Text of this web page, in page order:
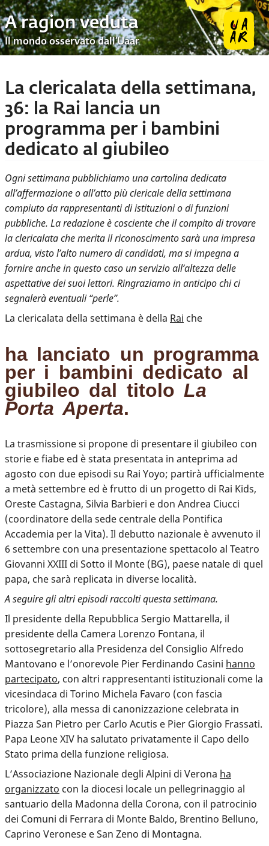
A ragion veduta
Il mondo osservato dall’Uaar
La clericalata della settimana,
36: la Rai lancia un
programma per i bambini
dedicato al giubileo
Ogni settimana pubblichiamo una cartolina dedicata
all’affermazione o all’atto più clericale della settimana
compiuto da rappresentanti di istituzioni o di funzioni
pubbliche. La redazione è cosciente che il compito di trovare
la clericalata che merita il riconoscimento sarà una impresa
ardua, visto l’alto numero di candidati, ma si impegna a
fornire anche in questo caso un servizio all’altezza delle
aspettative dei suoi lettori. Ringraziamo in anticipo chi ci
segnalerà eventuali “perle”.
La clericalata della settimana è della Rai che
ha lanciato un programma
per i bambini dedicato al
giubileo dal titoloLa
Porta Aperta.
La trasmissione si propone di presentare il giubileo con
storie e fiabe ed è stata presentata in anteprima ad
agosto con due episodi su Rai Yoyo; partirà ufficialmente
a metà settembre ed è frutto di un progetto di Rai Kids,
Oreste Castagna, Silvia Barbieri e don Andrea Ciucci
(coordinatore della sede centrale della Pontifica
Accademia per la Vita). Il debutto nazionale è avvenuto il
6 settembre con una presentazione spettacolo al Teatro
Giovanni XXIII di Sotto il Monte (BG), paese natale di quel
papa, che sarà replicata in diverse località.
A seguire gli altri episodi raccolti questa settimana.
Il presidente della Repubblica Sergio Mattarella, il
presidente della Camera Lorenzo Fontana, il
sottosegretario alla Presidenza del Consiglio Alfredo
Mantovano e l’onorevole Pier Ferdinando Casini hanno
partecipato, con altri rappresentanti istituzionali come la
vicesindaca di Torino Michela Favaro (con fascia
tricolore), alla messa di canonizzazione celebrata in
Piazza San Pietro per Carlo Acutis e Pier Giorgio Frassati.
Papa Leone XIV ha salutato privatamente il Capo dello
Stato prima della funzione religiosa.
L’Associazione Nazionale degli Alpini di Verona ha
organizzato con la diocesi locale un pellegrinaggio al
santuario della Madonna della Corona, con il patrocinio
dei Comuni di Ferrara di Monte Baldo, Brentino Belluno,
Caprino Veronese e San Zeno di Montagna.